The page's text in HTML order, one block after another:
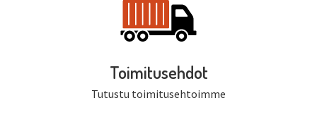
Toimitusehdot
Tutustu toimitusehtoimme